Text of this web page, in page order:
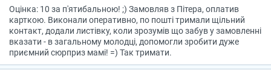
Оцінка: 10 за п'ятибальною! ;) Замовляв з Пітера, оплатив
карткою. Виконали оперативно, по пошті тримали щільний
контакт, додали листівку, коли зрозумів що забув у замовленні
вказати - в загальному молодці, допомогли зробити дуже
приємний сюрприз мамі! =) Так тримати.